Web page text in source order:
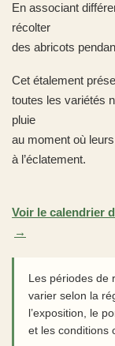
En associant
récolter
des abricots
Cet étalement
toutes les variétés
pluie
au moment où
à l’éclatement.
Voir le calendrier
Les périodes de
varier selon la
l’exposition, le
et les conditions